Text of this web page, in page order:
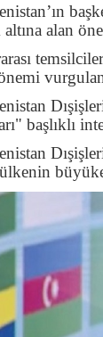
altına alan
başlıklı
ülkenin